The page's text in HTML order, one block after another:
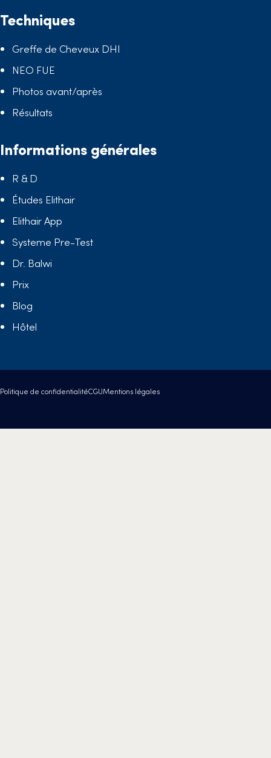
Techniques
Greffe de Cheveux DHI
NEO FUE
Photos avant/après
Résultats
Informations générales
R & D
Études Elithair
Elithair App
Systeme Pre-Test
Dr. Balwi
Prix
Blog
Hôtel
Politique de confidentialitéCGUMentions légales